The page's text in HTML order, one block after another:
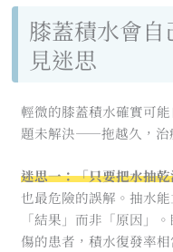
膝蓋積水會
見迷思
輕微的膝蓋積水確實可
題未解決——拖越久，治
迷思一：「只要把水抽
也最危險的誤解。抽水
「結果」而非「原因」
傷的患者，積水復發率